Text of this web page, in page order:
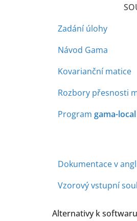
Zadání úlohy
Návod Gama
Kovarianční matice
Rozbory přesnosti
Program gama-local
Dokumentace v
Vzorový vstupní
Alternativy k